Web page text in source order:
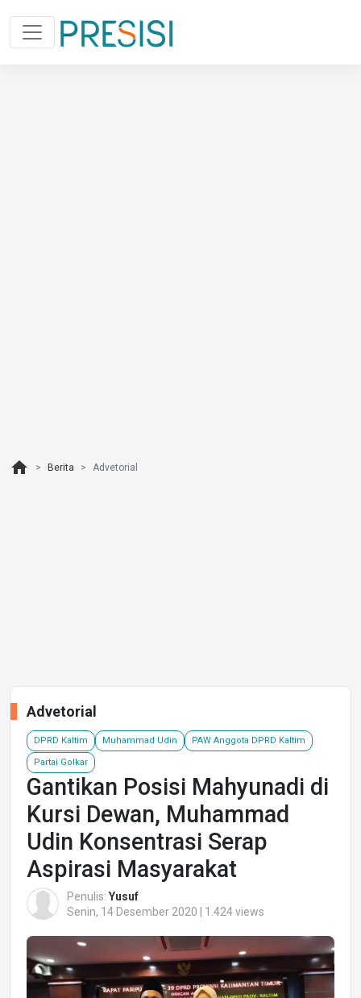
home Berita Advetorial
Advetorial
DPRD Kaltim Muhammad Udin PAW Anggota DPRD Kaltim
Partai Golkar
Gantikan Posisi Mahyunadi di
Kursi Dewan, Muhammad
Udin Konsentrasi Serap
Aspirasi Masyarakat
Penulis: Yusuf
Senin, 14 Desember 2020 | 1.424 views